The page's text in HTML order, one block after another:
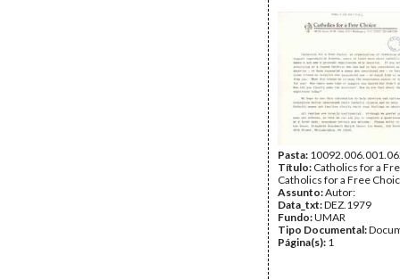
Pasta:
Título: Catholics for a
Catholics for a Free
Assunto:Autor:
Data_txt:DEZ.1979
Fundo:UMAR
Tipo Documental:
Página(s): 1